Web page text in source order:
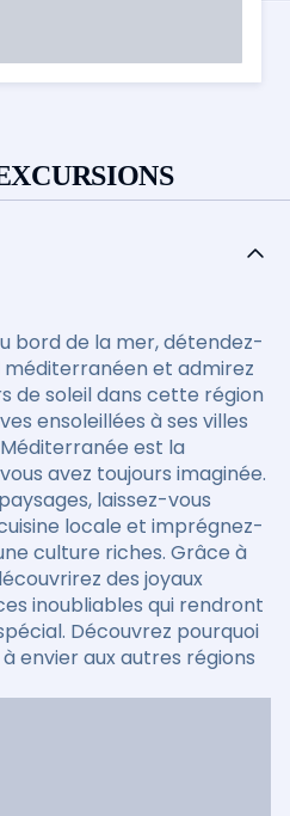
bord de la mer, détendez-
méditerranéen et admirez
de soleil dans cette région
ensoleillées à ses villes
est la
avez toujours imaginée.
laissez-vous
locale et imprégnez-
culture riches. Grâce à
des joyaux
inoubliables qui rendront
Découvrez pourquoi
envier aux autres régions